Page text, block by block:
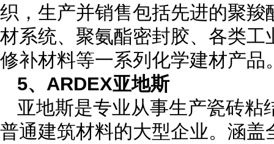
织，生产并销售包括先进的聚
材系统、聚氨酯密封胶、各类
修补材料等一系列化学建材产品
5、ARDEX亚地斯
亚地斯是专业从事生产瓷砖
普通建筑材料的大型企业。涵